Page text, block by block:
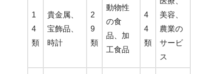
1
4
類
貴金属、
宝飾品、
時計
2
9
類
動物性
の食
品、加
工食品
4
4
類
美容、
農業の
サービ
ス